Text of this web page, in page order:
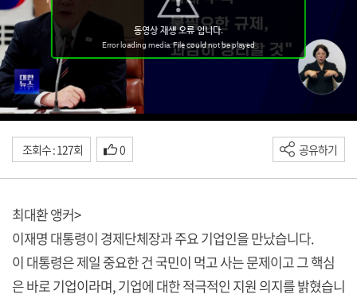
조회수 : 127회 0 공유하기
최대환 앵커>
이재명 대통령이 경제단체장과 주요 기업인을 만났습니다.
이 대통령은 제일 중요한 건 국민이 먹고 사는 문제이고 그 핵심
은 바로 기업이라며, 기업에 대한 적극적인 지원 의지를 밝혔습니